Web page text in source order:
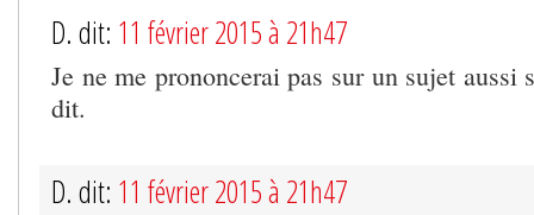
D. dit: 11 février 2015 à 21h47
Je ne me prononcerai pas sur un sujet aussi
dit.
D. dit: 11 février 2015 à 21h47